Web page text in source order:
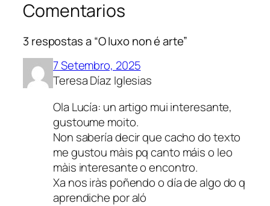
Comentarios
3 respostas a “O luxo non é arte”
7 Setembro, 2025
Teresa Díaz Iglesias
Ola Lucía: un artigo mui interesante,
gustoume moito.
Non sabería decir que cacho do texto
me gustou màis pq canto máis o leo
màis interesante o encontro.
Xa nos iràs poñendo o día de algo do q
aprendiche por aló